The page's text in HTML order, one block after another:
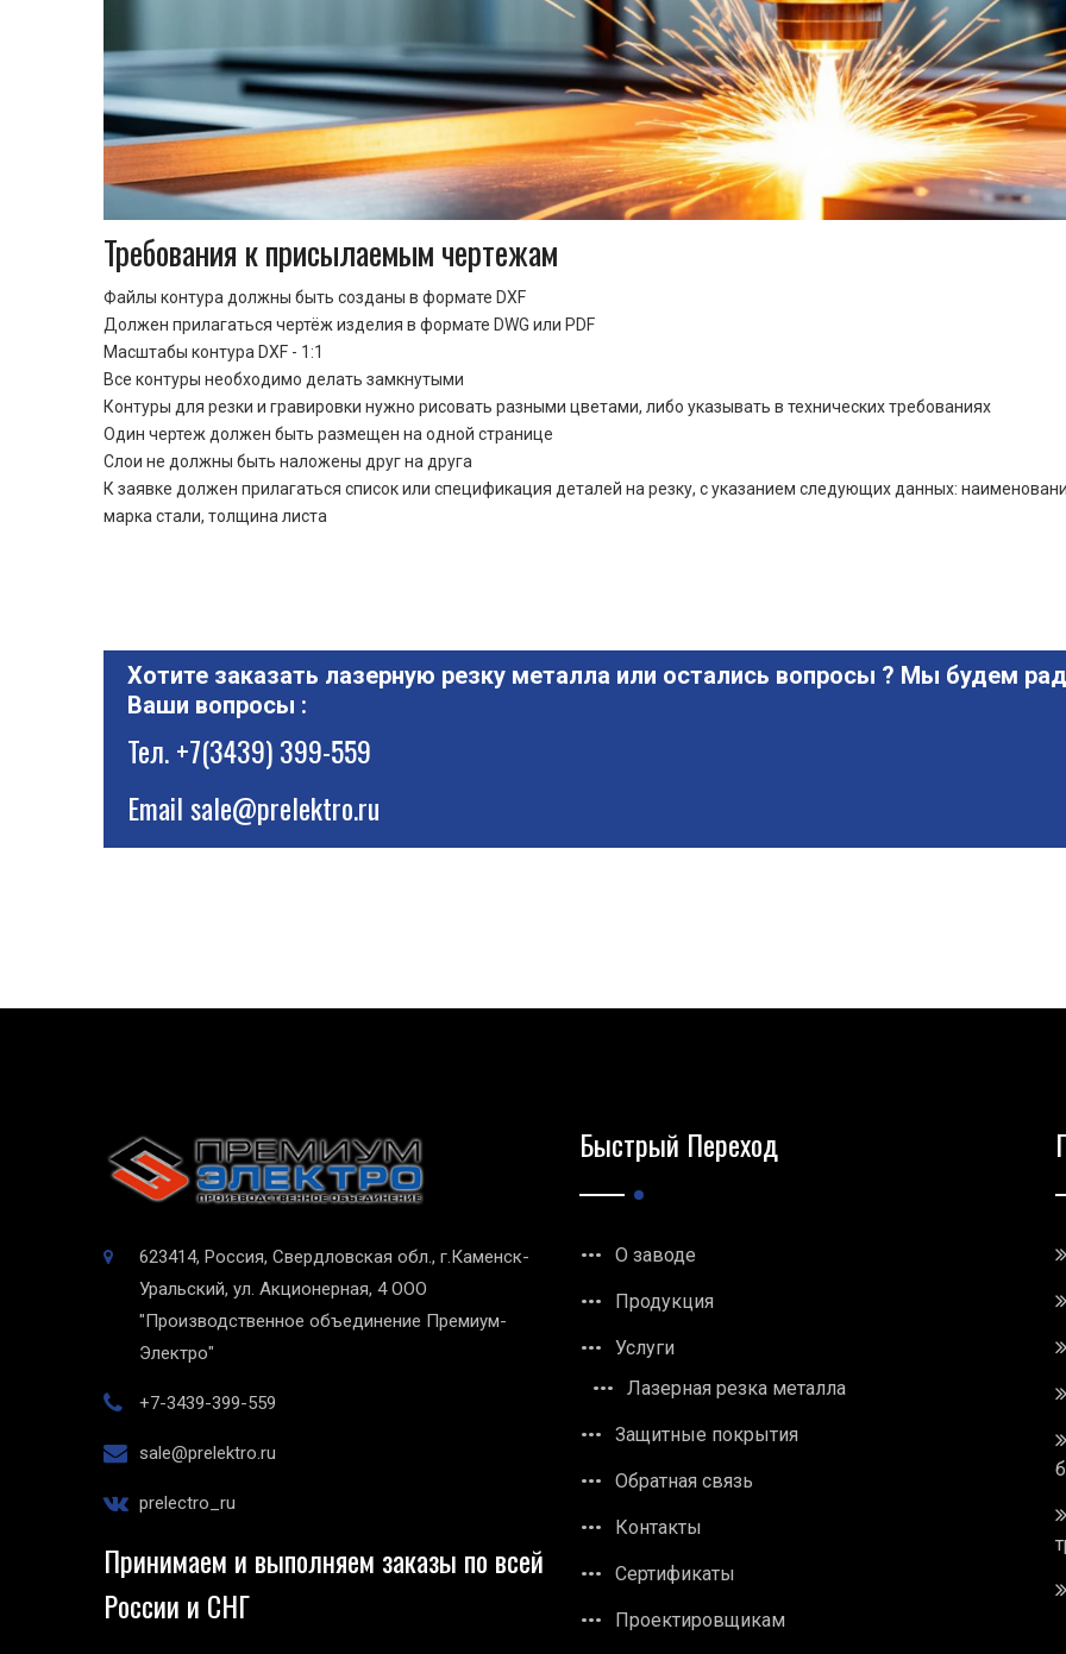
Требования к присылаемым чертежам
Файлы контура должны быть созданы в формате DXF
Должен прилагаться чертёж изделия в формате DWG или PDF
Масштабы контура DXF - 1:1
Все контуры необходимо делать замкнутыми
Контуры для резки и гравировки нужно рисовать разными цветами, либо указывать в технических требованиях
Один чертеж должен быть размещен на одной странице
Cлои не должны быть наложены друг на друга
К заявке должен прилагаться список или спецификация деталей на резку, с указанием следующих данных:
марка стали, толщина листа
Хотите заказать лазерную резку металла или остались вопросы ? Мы будем
Ваши вопросы :
Тел.+7(3439) 399-559
Emailsale@prelektro.ru
623414, Россия, Свердловская обл., г.Каменск-
Уральский, ул. Акционерная, 4 ООО
"Производственное объединение Премиум-
Электро"
+7-3439-399-559
sale@prelektro.ru
prelectro_ru
Принимаем и выполняем заказы по всей
России и СНГ
Быстрый Переход
О заводе
Продукция
Услуги
Лазерная резка металла
Защитные покрытия
Обратная связь
Контакты
Сертификаты
Проектировщикам